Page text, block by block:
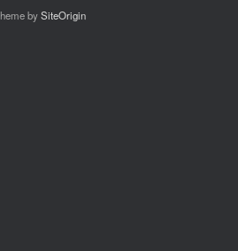
bySiteOrigin